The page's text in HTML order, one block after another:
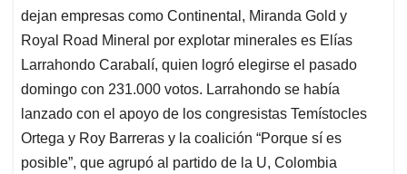
dejan empresas como Continental, Miranda Gold y
Royal Road Mineral por explotar minerales es Elías
Larrahondo Carabalí, quien logró elegirse el pasado
domingo con 231.000 votos. Larrahondo se había
lanzado con el apoyo de los congresistas Temístocles
Ortega y Roy Barreras y la coalición “Porque sí es
posible”, que agrupó al partido de la U, Colombia